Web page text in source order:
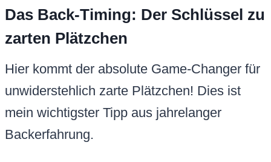
Das Back-Timing: Der Schlüssel zu
zarten Plätzchen
Hier kommt der absolute Game-Changer für
unwiderstehlich zarte Plätzchen! Dies ist
mein wichtigster Tipp aus jahrelanger
Backerfahrung.